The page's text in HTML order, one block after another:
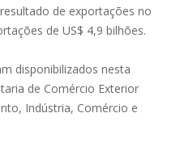
de exportações no
de US$ 4,9 bilhões.
disponibilizados nesta
de Comércio Exterior
Indústria, Comércio e